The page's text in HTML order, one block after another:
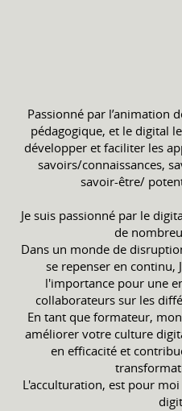
Passionné par l’animation
pédagogique, et le digital
développer et faciliter les
savoirs/connaissances,
savoir-être/
Je suis passionné par le
de
Dans un monde de
se repenser en continu,
l'importance pour une
collaborateurs sur les
En tant que formateur,
améliorer votre culture
en efficacité et
L'acculturation, est pour